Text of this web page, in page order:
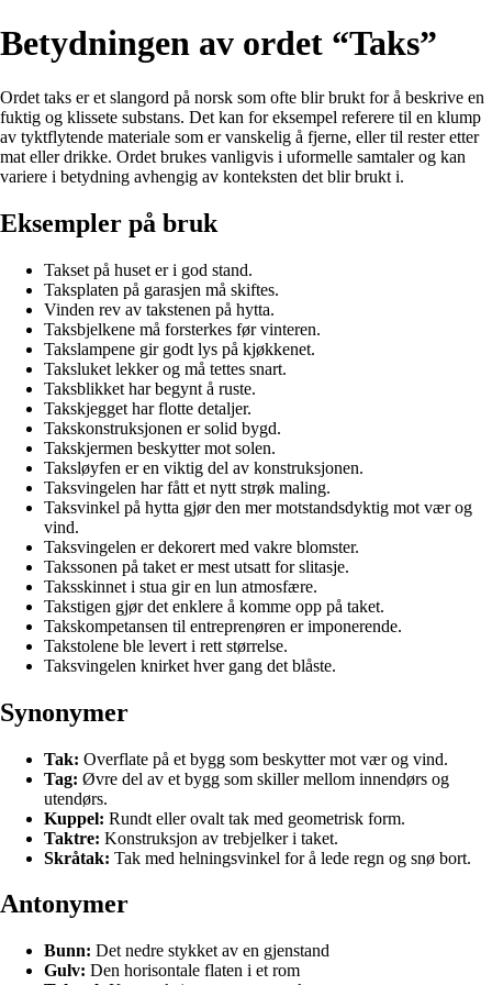
Betydningen av ordet “Taks”
Ordet taks er et slangord på norsk som ofte blir brukt for å beskrive en
fuktig og klissete substans. Det kan for eksempel referere til en klump
av tyktflytende materiale som er vanskelig å fjerne, eller til rester etter
mat eller drikke. Ordet brukes vanligvis i uformelle samtaler og kan
variere i betydning avhengig av konteksten det blir brukt i.
Eksempler på bruk
Takset på huset er i god stand.
Taksplaten på garasjen må skiftes.
Vinden rev av takstenen på hytta.
Taksbjelkene må forsterkes før vinteren.
Takslampene gir godt lys på kjøkkenet.
Taksluket lekker og må tettes snart.
Taksblikket har begynt å ruste.
Takskjegget har flotte detaljer.
Takskonstruksjonen er solid bygd.
Takskjermen beskytter mot solen.
Taksløyfen er en viktig del av konstruksjonen.
Taksvingelen har fått et nytt strøk maling.
Taksvinkel på hytta gjør den mer motstandsdyktig mot vær og
vind.
Taksvingelen er dekorert med vakre blomster.
Takssonen på taket er mest utsatt for slitasje.
Taksskinnet i stua gir en lun atmosfære.
Takstigen gjør det enklere å komme opp på taket.
Takskompetansen til entreprenøren er imponerende.
Takstolene ble levert i rett størrelse.
Taksvingelen knirket hver gang det blåste.
Synonymer
Tak: Overflate på et bygg som beskytter mot vær og vind.
Tag: Øvre del av et bygg som skiller mellom innendørs og
utendørs.
Kuppel: Rundt eller ovalt tak med geometrisk form.
Taktre: Konstruksjon av trebjelker i taket.
Skråtak: Tak med helningsvinkel for å lede regn og snø bort.
Antonymer
Bunn: Det nedre stykket av en gjenstand
Gulv: Den horisontale flaten i et rom